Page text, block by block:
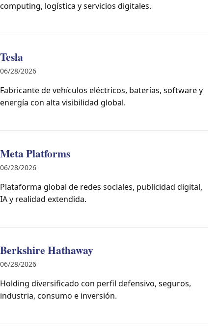
computing, logística y servicios digitales.
Tesla
06/28/2026
Fabricante de vehículos eléctricos, baterías, software y
energía con alta visibilidad global.
Meta Platforms
06/28/2026
Plataforma global de redes sociales, publicidad digital,
IA y realidad extendida.
Berkshire Hathaway
06/28/2026
Holding diversificado con perfil defensivo, seguros,
industria, consumo e inversión.